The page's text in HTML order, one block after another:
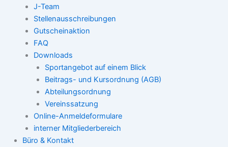
J-Team
Stellenausschreibungen
Gutscheinaktion
FAQ
Downloads
Sportangebot auf einem Blick
Beitrags- und Kursordnung (AGB)
Abteilungsordnung
Vereinssatzung
Online-Anmeldeformulare
interner Mitgliederbereich
Büro & Kontakt